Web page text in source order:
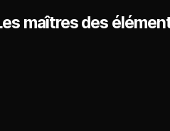
maîtres des